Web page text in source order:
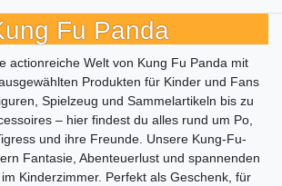
Fu Panda
actionreiche Welt von Kung Fu Panda mit
Produkten für Kinder und Fans
Spielzeug und Sammelartikeln bis zu
– hier findest du alles rund um Po,
und ihre Freunde. Unsere Kung-Fu-
Fantasie, Abenteuerlust und spannenden
Kinderzimmer. Perfekt als Geschenk, für